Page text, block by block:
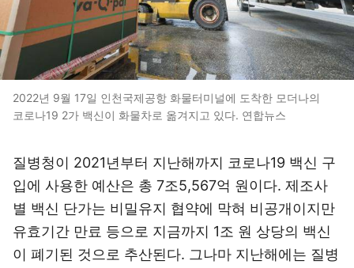
2022년 9월 17일 인천국제공항 화물터미널에 도착한 모더나의
코로나19 2가 백신이 화물차로 옮겨지고 있다. 연합뉴스
질병청이 2021년부터 지난해까지 코로나19 백신 구
입에 사용한 예산은 총 7조5,567억 원이다. 제조사
별 백신 단가는 비밀유지 협약에 막혀 비공개이지만
유효기간 만료 등으로 지금까지 1조 원 상당의 백신
이 폐기된 것으로 추산된다. 그나마 지난해에는 질병